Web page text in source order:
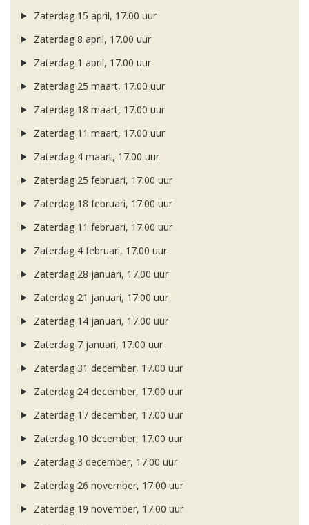
Zaterdag 15 april, 17.00 uur
Zaterdag 8 april, 17.00 uur
Zaterdag 1 april, 17.00 uur
Zaterdag 25 maart, 17.00 uur
Zaterdag 18 maart, 17.00 uur
Zaterdag 11 maart, 17.00 uur
Zaterdag 4 maart, 17.00 uur
Zaterdag 25 februari, 17.00 uur
Zaterdag 18 februari, 17.00 uur
Zaterdag 11 februari, 17.00 uur
Zaterdag 4 februari, 17.00 uur
Zaterdag 28 januari, 17.00 uur
Zaterdag 21 januari, 17.00 uur
Zaterdag 14 januari, 17.00 uur
Zaterdag 7 januari, 17.00 uur
Zaterdag 31 december, 17.00 uur
Zaterdag 24 december, 17.00 uur
Zaterdag 17 december, 17.00 uur
Zaterdag 10 december, 17.00 uur
Zaterdag 3 december, 17.00 uur
Zaterdag 26 november, 17.00 uur
Zaterdag 19 november, 17.00 uur